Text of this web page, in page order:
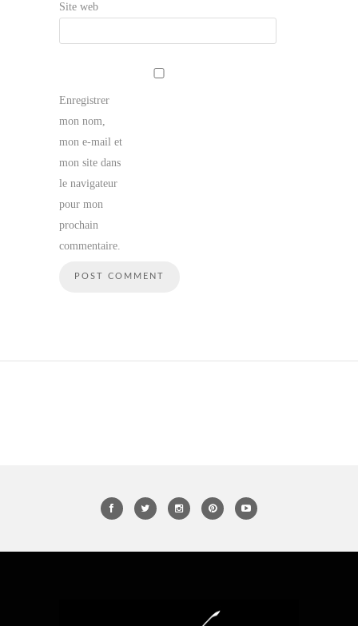
Site web
Enregistrer
mon nom,
mon e-mail et
mon site dans
le navigateur
pour mon
prochain
commentaire.